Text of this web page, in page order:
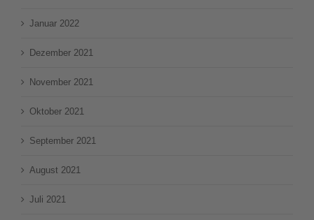
Januar 2022
Dezember 2021
November 2021
Oktober 2021
September 2021
August 2021
Juli 2021